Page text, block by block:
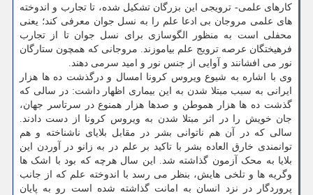
کارهای علمی- ترویجی این بزرگان تشکیل شده، تا تجارب و اندوخته
های علمی مروجان بی ادعا علم را به نسل جوان معرفی کند؛ یعنی
محفلی است به منظور الگوسازی برای نسل جوان تا از تجارب
فرهیختگان عرصه ترویج علم بیاموزند. مروجانی که همچون ستارگان
نور می افشانند و آوایی از جنس نور و امید سرمی دهند.
وی با اشاره به شیوع ویروس کرونا امسال و درگذشت ده ها هزار
ایرانی به سبب مبتلا شدن به این بیماری اظهار داشت: در سالی که
گذشت ده ها هزار هموطن و صدها هزار همنوع در سرتاسر جهان،
جان خویش را در اثر مبتلا شدن به ویروس کرونا از دست دادند.
سالی که در آن هم ناتوانی بشر در مقابل بلایای ناشناخته و هم
توانمندی خارق العاده بشر با تاکید بر علم در به زانو در آوردن این
بلایا به محک آزمون گذاشته شد. این سال هرچه که بود با اشک ها
وگریه ها و تلخی هایش، بنظر می رسد با اندوخته علم که از جانب
پروردگار در نزد انسان به امانت گذاشته شده است رو به پایان